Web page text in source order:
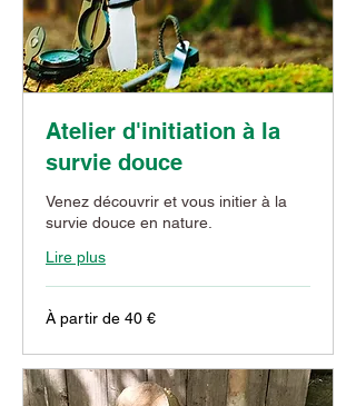
Atelier d'initiation à la
survie douce
Venez découvrir et vous initier à la
survie douce en nature.
Lire plus
À
partir
À partir de 40 €